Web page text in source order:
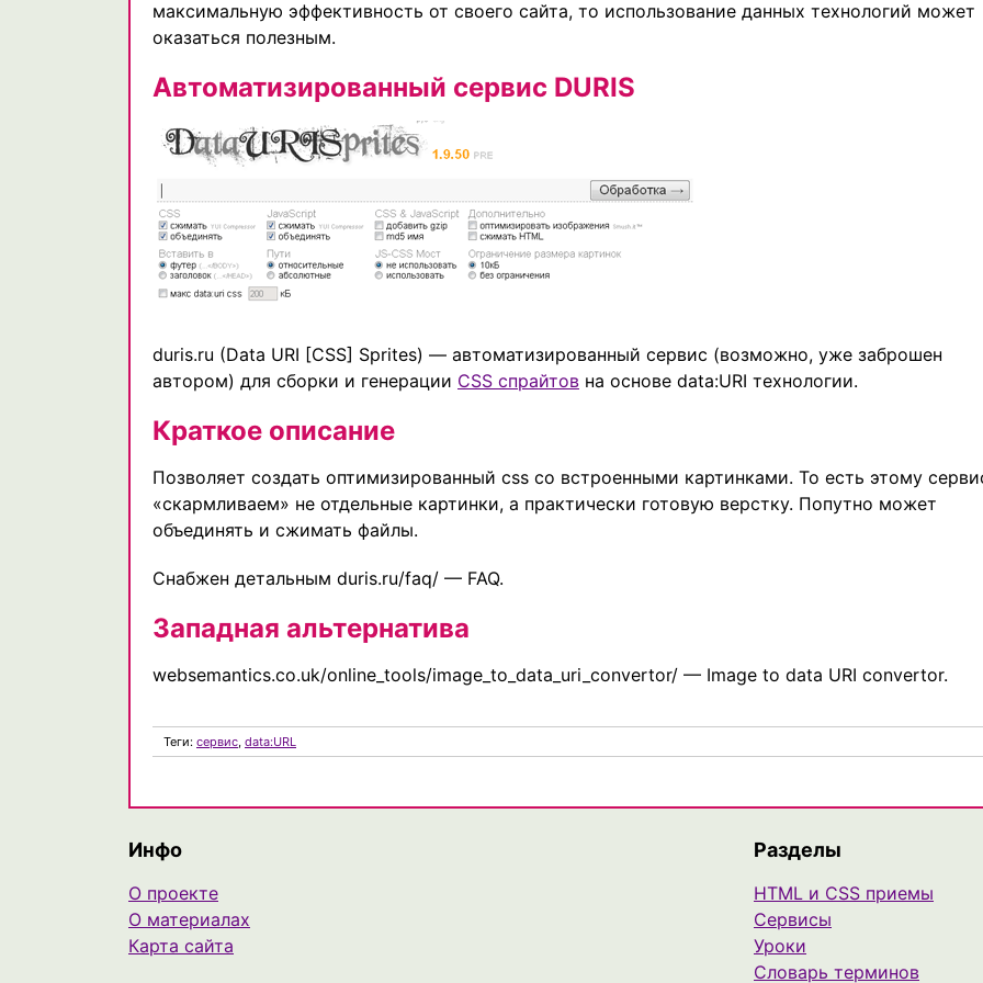
максимальную эффективность от своего сайта, то использование данных технологий может
оказаться полезным.
Автоматизированный сервис DURIS
duris.ru (Data URI [CSS] Sprites) — автоматизированный сервис (возможно, уже заброшен
автором) для сборки и генерации CSS спрайтов на основе data:URI технологии.
Краткое описание
Позволяет создать оптимизированный css со встроенными картинками. То есть этому
«скармливаем» не отдельные картинки, а практически готовую верстку. Попутно может
объединять и сжимать файлы.
Снабжен детальным duris.ru/faq/ — FAQ.
Западная альтернатива
websemantics.co.uk/online_tools/image_to_data_uri_convertor/ — Image to data URI convertor.
Теги: сервис, data:URL
Инфо
О проекте
О материалах
Карта сайта
Разделы
HTML и CSS приемы
Сервисы
Уроки
Cловарь терминов